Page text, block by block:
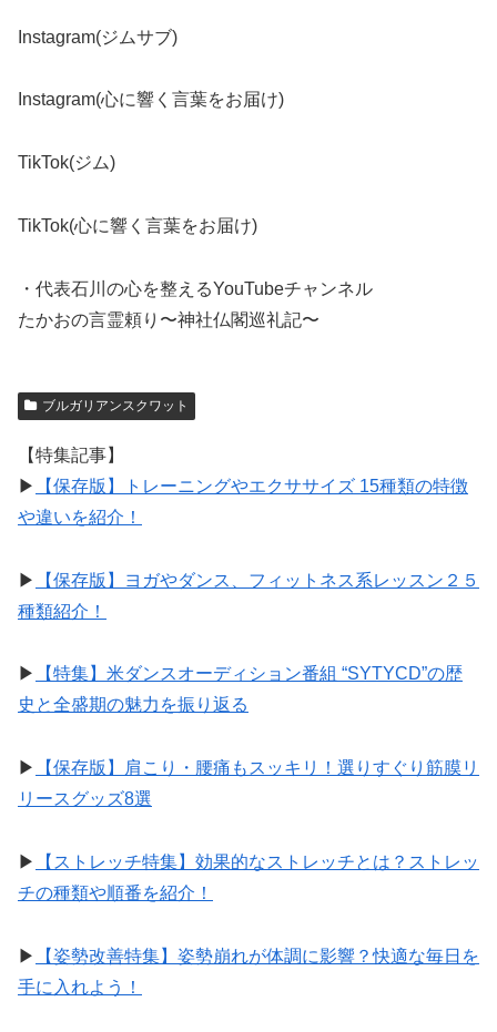
Instagram(ジムサブ)
Instagram(心に響く言葉をお届け)
TikTok(ジム)
TikTok(心に響く言葉をお届け)
・代表石川の心を整えるYouTubeチャンネル
たかおの言霊頼り〜神社仏閣巡礼記〜
ブルガリアンスクワット
【特集記事】
▶︎
【保存版】トレーニングやエクササイズ 15種類の特徴
や違いを紹介！
▶︎
【保存版】ヨガやダンス、フィットネス系レッスン２５
種類紹介！
▶︎
【特集】米ダンスオーディション番組 “SYTYCD”の歴
史と全盛期の魅力を振り返る
▶︎
【保存版】肩こり・腰痛もスッキリ！選りすぐり筋膜リ
リースグッズ8選
▶︎
【ストレッチ特集】効果的なストレッチとは？ストレッ
チの種類や順番を紹介！
▶︎
【姿勢改善特集】姿勢崩れが体調に影響？快適な毎日を
手に入れよう！